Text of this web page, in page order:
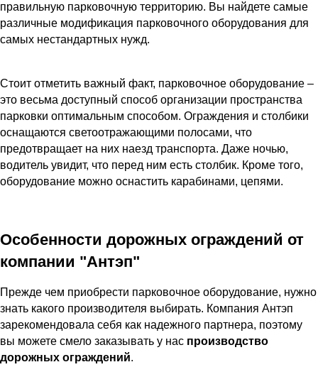
правильную парковочную территорию. Вы найдете самые
различные модификация парковочного оборудования для
самых нестандартных нужд.
Стоит отметить важный факт, парковочное оборудование –
это весьма доступный способ организации пространства
парковки оптимальным способом. Ограждения и столбики
оснащаются светоотражающими полосами, что
предотвращает на них наезд транспорта. Даже ночью,
водитель увидит, что перед ним есть столбик. Кроме того,
оборудование можно оснастить карабинами, цепями.
Особенности дорожных ограждений от
компании "Антэп"
Прежде чем приобрести парковочное оборудование, нужно
знать какого производителя выбирать. Компания Антэп
зарекомендовала себя как надежного партнера, поэтому
вы можете смело заказывать у нас производство
дорожных ограждений.